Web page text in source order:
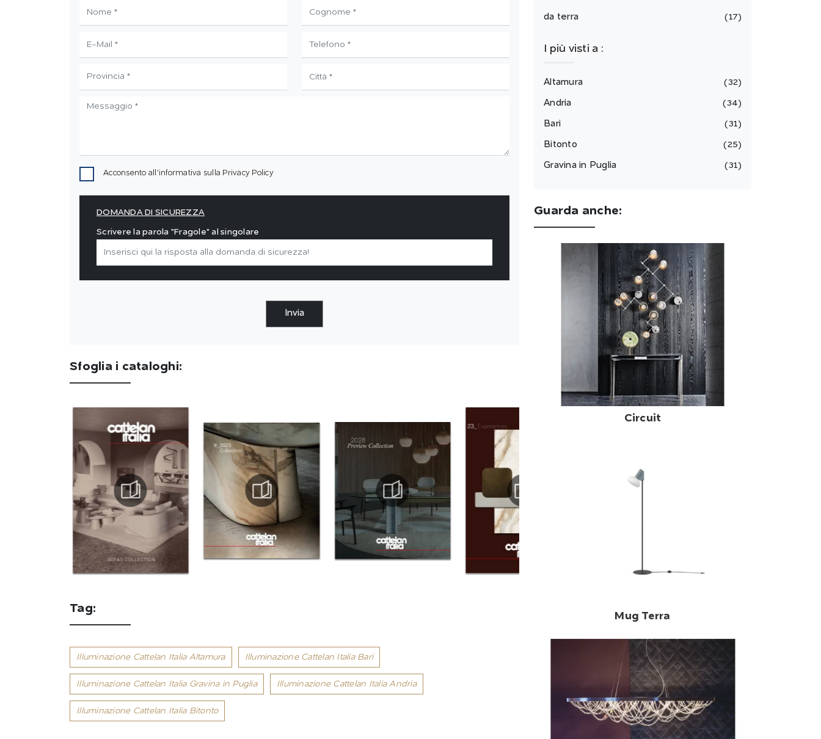
Acconsento all'informativa sulla Privacy Policy
DOMANDA DI SICUREZZA
Scrivere la parola "Fragole" al singolare
Invia
Sfoglia i cataloghi:
Tag:
Illuminazione Cattelan Italia Altamura Illuminazione Cattelan Italia Bari
Illuminazione Cattelan Italia Gravina in Puglia Illuminazione Cattelan Italia Andria
Illuminazione Cattelan Italia Bitonto
da terra 17
I più visti a :
Altamura 32
Andria 34
Bari 31
Bitonto 25
Gravina in Puglia 31
Guarda anche:
Circuit
Mug Terra